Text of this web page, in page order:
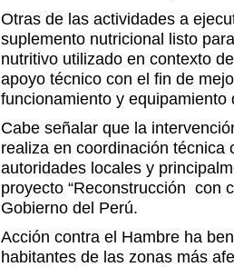
Otras de las actividades a
suplemento nutricional listo
nutritivo utilizado en contexto
apoyo técnico con el fin de
funcionamiento y
Cabe señalar que la
realiza en coordinación técnica
autoridades locales y
proyecto “Reconstrucción con
Gobierno del Perú.
Acción contra el Hambre ha
habitantes de las zonas más